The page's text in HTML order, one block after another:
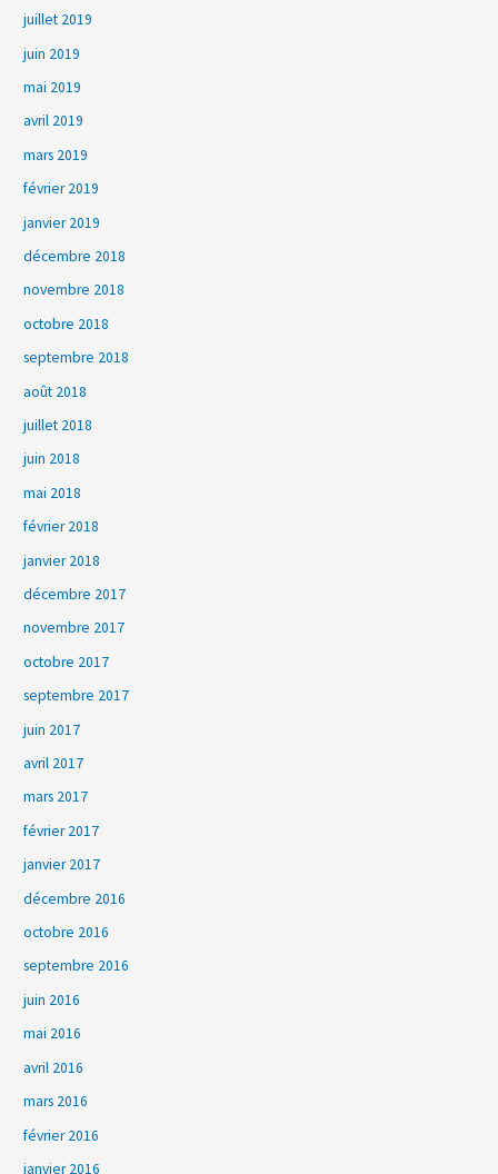
juillet 2019
juin 2019
mai 2019
avril 2019
mars 2019
février 2019
janvier 2019
décembre 2018
novembre 2018
octobre 2018
septembre 2018
août 2018
juillet 2018
juin 2018
mai 2018
février 2018
janvier 2018
décembre 2017
novembre 2017
octobre 2017
septembre 2017
juin 2017
avril 2017
mars 2017
février 2017
janvier 2017
décembre 2016
octobre 2016
septembre 2016
juin 2016
mai 2016
avril 2016
mars 2016
février 2016
janvier 2016